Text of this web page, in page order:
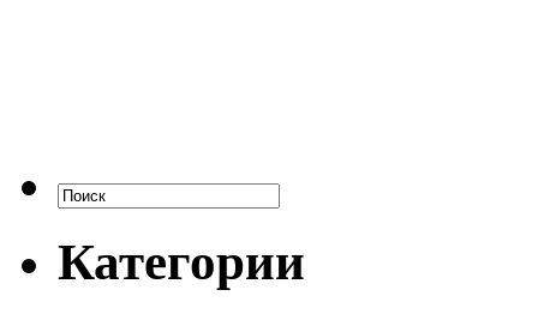
Категории